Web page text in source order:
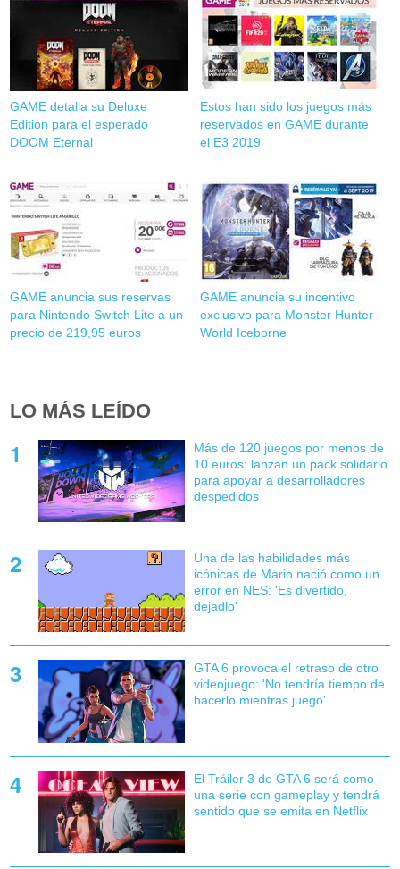
GAME detalla su Deluxe
Edition para el esperado
DOOM Eternal
Estos han sido los juegos más
reservados en GAME durante
el E3 2019
GAME anuncia sus reservas
para Nintendo Switch Lite a un
precio de 219,95 euros
GAME anuncia su incentivo
exclusivo para Monster Hunter
World Iceborne
LO MÁS LEÍDO
Más de 120 juegos por menos de
10 euros: lanzan un pack solidario
para apoyar a desarrolladores
despedidos
Una de las habilidades más
icónicas de Mario nació como un
error en NES: 'Es divertido,
dejadlo'
GTA 6 provoca el retraso de otro
videojuego: 'No tendría tiempo de
hacerlo mientras juego'
El Tráiler 3 de GTA 6 será como
una serie con gameplay y tendrá
sentido que se emita en Netflix